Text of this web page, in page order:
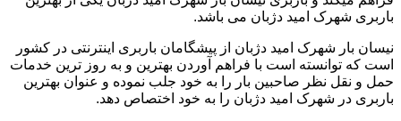
باربری شهرک امید دژبان می باشد.
نیسان بار شهرک امید دژبان از پیشگامان باربری اینترنتی در کشور
است که توانسته است با فراهم آوردن بهترین و به روز ترین خدمات
حمل و نقل نظر صاحبین بار را به خود جلب نموده و عنوان بهترین
باربری در شهرک امید دژبان را به خود اختصاص دهد.